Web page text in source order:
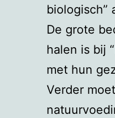
biologisch”
De grote
halen is bij
met hun
Verder